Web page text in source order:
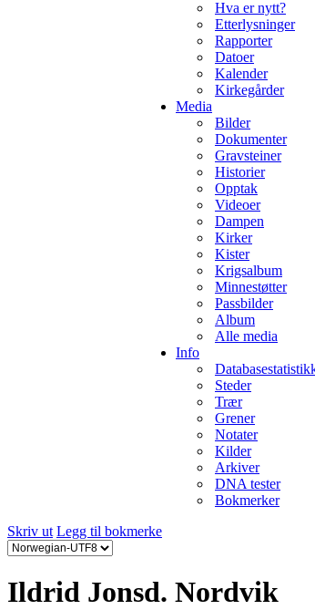
Hva er nytt?
Etterlysninger
Rapporter
Datoer
Kalender
Kirkegårder
Media
Bilder
Dokumenter
Gravsteiner
Historier
Opptak
Videoer
Dampen
Kirker
Kister
Krigsalbum
Minnestøtter
Passbilder
Album
Alle media
Info
Steder
Trær
Grener
Notater
Kilder
Arkiver
DNA tester
Bokmerker
Skriv ut Legg til bokmerke
Ildrid Jonsd. Nordvik